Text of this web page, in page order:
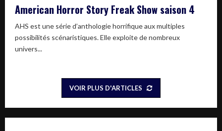
American Horror Story Freak Show saison 4
AHS est une série d’anthologie horrifique aux multiples
possibilités scénaristiques. Elle exploite de nombreux
univers...
VOIR PLUS D'ARTICLES